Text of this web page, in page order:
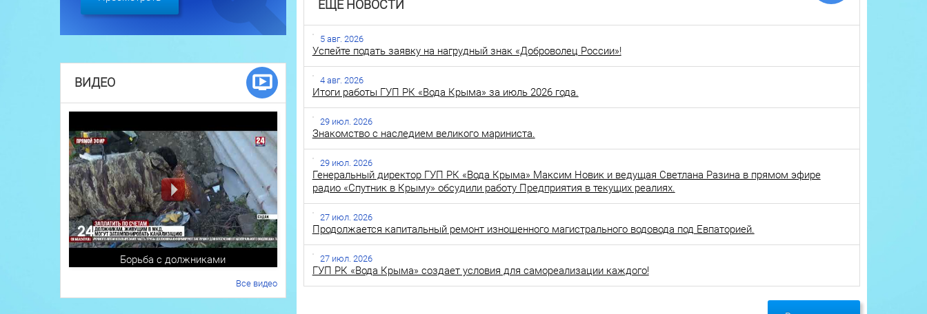
ЕЩЕ НОВОСТИ
5 авг. 2026
Успейте подать заявку на нагрудный знак «Доброволец России»!
4 авг. 2026
Итоги работы ГУП РК «Вода Крыма» за июль 2026 года.
29 июл. 2026
Знакомство с наследием великого мариниста.
29 июл. 2026
Генеральный директор ГУП РК «Вода Крыма» Максим Новик и ведущая Светлана Разина в прямом эфире
радио «Спутник в Крыму» обсудили работу Предприятия в текущих реалиях.
27 июл. 2026
Продолжается капитальный ремонт изношенного магистрального водовода под Евпаторией.
27 июл. 2026
ГУП РК «Вода Крыма» создает условия для самореализации каждого!
ВИДЕО
Борьба с должниками
Все видео